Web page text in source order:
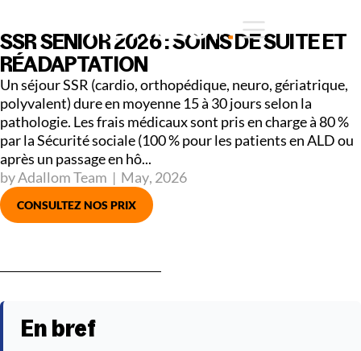
SSR SENIOR 2026 : SOINS DE SUITE ET
RÉADAPTATION
Un séjour SSR (cardio, orthopédique, neuro, gériatrique,
polyvalent) dure en moyenne 15 à 30 jours selon la
pathologie. Les frais médicaux sont pris en charge à 80 %
par la Sécurité sociale (100 % pour les patients en ALD ou
après un passage en hô...
by Adallom Team | May, 2026
CONSULTEZ NOS PRIX
En bref